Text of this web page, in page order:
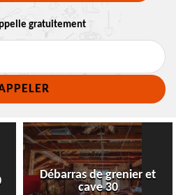
gratuitement
Débarras de grenier et
cave 30